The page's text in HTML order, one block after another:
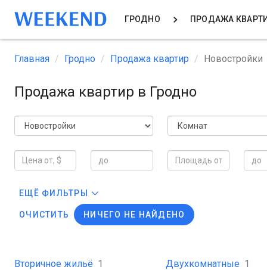
ГРОДНО ПРОДАЖА
Главная Гродно Продажа квартир Новостройки
Продажа квартир в Гродно
ЕЩЁ ФИЛЬТРЫ
ОЧИСТИТЬ НИЧЕГО НЕ НАЙДЕНО
Вторичное жильё 1 Двухкомнатные 1